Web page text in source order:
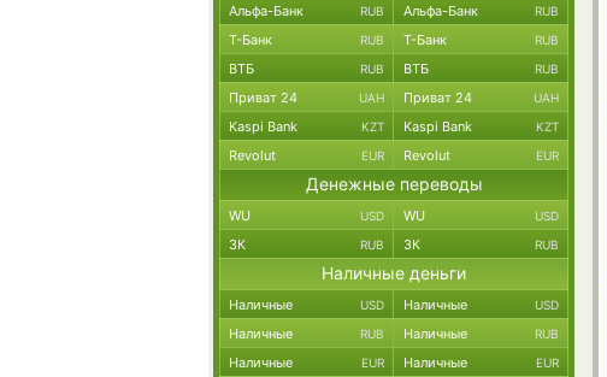
Альфа-Банк RUB Альфа-Банк RUB
Т-Банк RUB Т-Банк RUB
ВТБ RUB ВТБ RUB
Приват 24 UAH Приват 24 UAH
Kaspi Bank KZT Kaspi Bank KZT
Revolut EUR Revolut EUR
Денежные переводы
WU USD WU USD
ЗК RUB ЗК RUB
Наличные деньги
Наличные USD Наличные USD
Наличные RUB Наличные RUB
Наличные EUR Наличные EUR